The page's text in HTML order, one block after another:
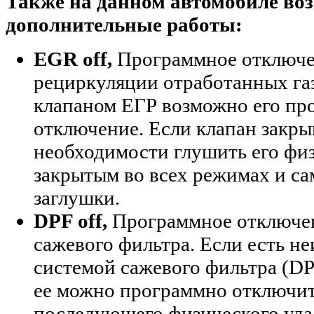
дополнительные работы:
EGR off, Программное
рециркуляции отработанных
клапаном ЕГР возможно его
отключение. Если клапан
необходимости глушить его
закрытым во всех режимах и
заглушки.
DPF off, Программное
сажевого фильтра. Если есть
системой сажевого фильтра
ее можно программно